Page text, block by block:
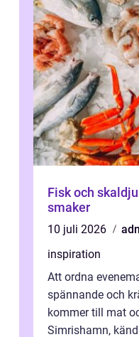
Fisk och
smaker
10 juli 2026
inspiration
Att ordna
spännande och
kommer till mat
Simrishamn,